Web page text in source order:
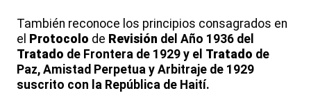
También reconoce los principios consagrados en
el Protocolo de Revisión del Año 1936 del
Tratado de Frontera de 1929 y el Tratado de
Paz, Amistad Perpetua y Arbitraje de 1929
suscrito con la República de Haití.